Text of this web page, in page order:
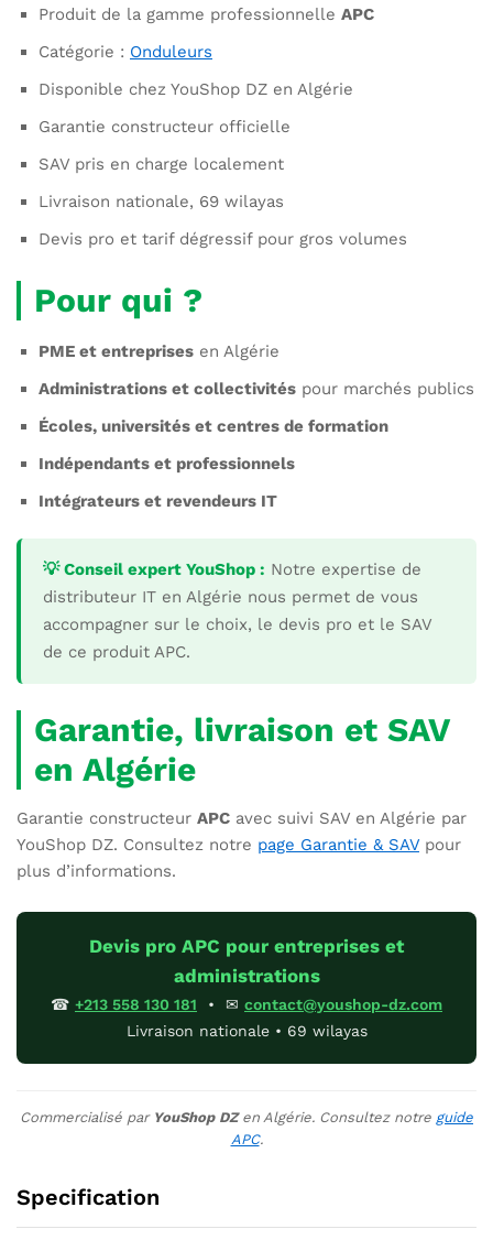
Produit de la gamme professionnelle APC
Catégorie : Onduleurs
Disponible chez YouShop DZ en Algérie
Garantie constructeur officielle
SAV pris en charge localement
Livraison nationale, 69 wilayas
Devis pro et tarif dégressif pour gros volumes
Pour qui ?
PME et entreprises en Algérie
Administrations et collectivités pour marchés publics
Écoles, universités et centres de formation
Indépendants et professionnels
Intégrateurs et revendeurs IT
💡 Conseil expert YouShop : Notre expertise de
distributeur IT en Algérie nous permet de vous
accompagner sur le choix, le devis pro et le SAV
de ce produit APC.
Garantie, livraison et SAV
en Algérie
Garantie constructeur APC avec suivi SAV en Algérie par
YouShop DZ. Consultez notre page Garantie & SAVpour
plus d’informations.
Devis pro APC pour entreprises et
administrations
☎ +213 558 130 181 • ✉ contact@youshop-dz.com
Livraison nationale • 69 wilayas
Commercialisé par YouShop DZen Algérie. Consultez notre guide
APC.
Specification